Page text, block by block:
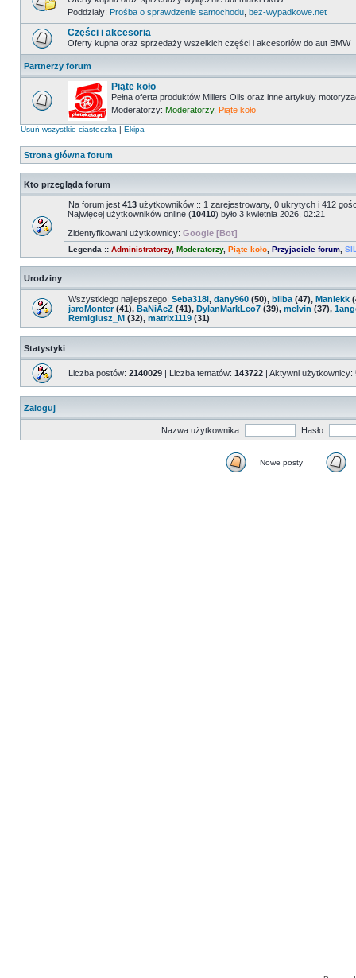
Poddziały: Prośba o sprawdzenie samochodu bez-wypadkowe.net
Części i akcesoria
Oferty kupna oraz sprzedaży wszelkich części i akcesoriów do aut BMW
Partnerzy forum
Piąte koło
Pełna oferta produktów Millers Oils oraz inne artykuły
Moderatorzy: Moderatorzy, Piąte koło
Usuń wszystkie ciasteczka | Ekipa
Strona główna forum
Kto przegląda forum
Na forum jest 413 użytkowników :: 1 zarejestrowany, 0 ukrytych i 412
Najwięcej użytkowników online (10410) było 3 kwietnia 2026, 02:21
Zidentyfikowani użytkownicy: Google [Bot]
Legenda :: Administratorzy, Moderatorzy, Piąte koło Przyjaciele forum
Urodziny
Wszystkiego najlepszego: Seba318i, dany960 (50), bilba (47), Maniekk
jaroMonter(41), BaNiAcZ (41), DylanMarkLeo7 (39), melvin (37),
Remigiusz_M (32), matrix1119 (31)
Statystyki
Liczba postów: 2140029 | Liczba tematów: 143722 | Aktywni użytkownicy:
Zaloguj
Nazwa użytkownika: Hasło:
Nowe posty